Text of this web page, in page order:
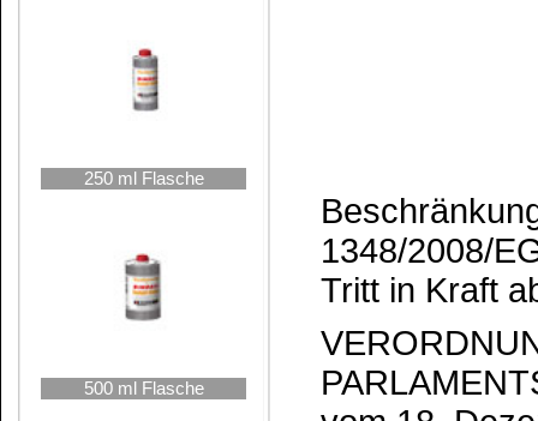
1000 ml Flasche
5 Liter Kanne
93/67/EWG, 93/105/EG
ANHANG XVII
BESCHRÄNKUNGEN
INVERKEHRBRINGENS
BESTIMMTER
Inhaltsstoff Nr57
VKH Verdünnung für